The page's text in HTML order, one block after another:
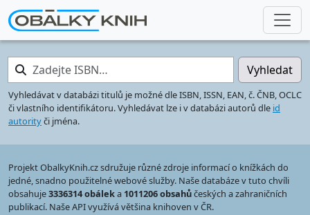
Zadejte ISBN… Vyhledat
Vyhledávat v databázi titulů je možné dle ISBN, ISSN, EAN, č. ČNB, OCLC
či vlastního identifikátoru. Vyhledávat lze i v databázi autorů dle id
autorityči jména.
Projekt ObalkyKnih.cz sdružuje různé zdroje informací o knížkách do
jedné, snadno použitelné webové služby. Naše databáze v tuto chvíli
obsahuje3336314 obáleka 1011206 obsahůčeských a zahraničních
publikací. Naše API využívá většina knihoven v ČR.